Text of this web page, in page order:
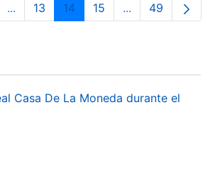
...Intermediate Pages Use TAB to
Page
13 Page
14 Page
15 ...Intermediate
Page
49
Casa De La Moneda durante el